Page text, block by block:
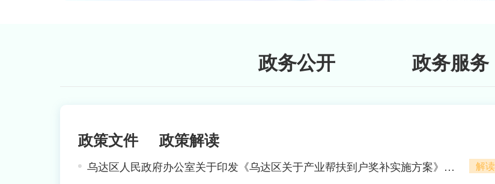
走一线 改文风 | 乌达这个香囊，蚊子绕着走→
政务公开 政务服务
政策文件 政策解读
乌达区人民政府办公室关于印发《乌达区关于产业帮扶到户奖补实施方案》的通知 解读